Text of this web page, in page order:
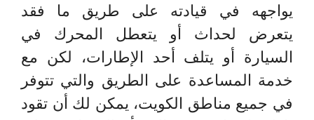
يواجهه في قيادته على طريق ما فقد
يتعرض لحداث أو يتعطل المحرك في
السيارة أو يتلف أحد الإطارات، لكن مع
خدمة المساعدة على الطريق والتي تتوفر
في جميع مناطق الكويت، يمكن لك أن تقود